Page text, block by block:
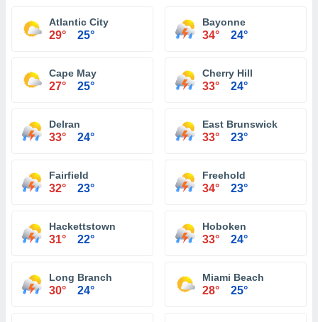
Atlantic City
29° 25°
Bayonne
34° 24°
Cape May
27° 25°
Cherry Hill
33° 24°
Delran
33° 24°
East Brunswick
33° 23°
Fairfield
32° 23°
Freehold
34° 23°
Hackettstown
31° 22°
Hoboken
33° 24°
Long Branch
30° 24°
Miami Beach
28° 25°